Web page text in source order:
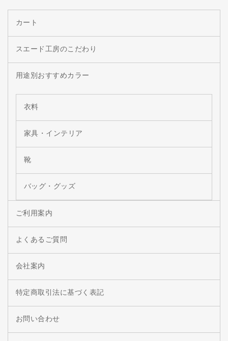
カート
スエード工房のこだわり
用途別おすすめカラー
衣料
家具・インテリア
靴
バッグ・グッズ
ご利用案内
よくあるご質問
会社案内
特定商取引法に基づく表記
お問い合わせ